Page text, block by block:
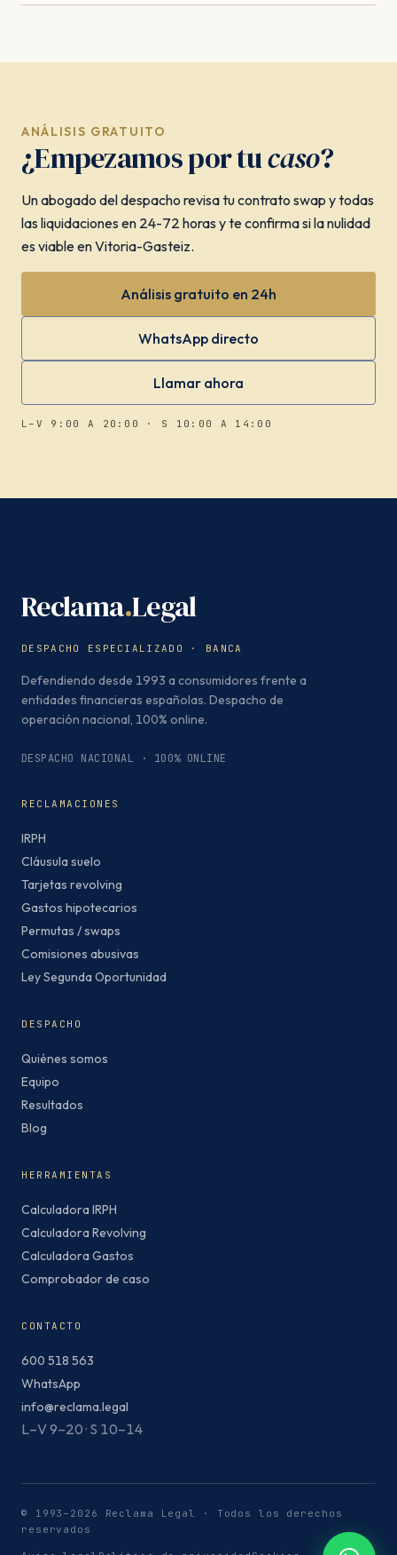
ANÁLISIS GRATUITO
¿Empezamos por tucaso?
Un abogado del despacho revisa tu contrato swap y todas
las liquidaciones en 24-72 horas y te confirma si la nulidad
es viable en Vitoria-Gasteiz.
Análisis gratuito en 24h
WhatsApp directo
Llamar ahora
L–V 9:00 A 20:00 · S 10:00 A 14:00
Reclama.Legal
DESPACHO ESPECIALIZADO · BANCA
Defendiendo desde 1993 a consumidores frente a
entidades financieras españolas. Despacho de
operación nacional, 100% online.
DESPACHO NACIONAL · 100% ONLINE
RECLAMACIONES
IRPH
Cláusula suelo
Tarjetas revolving
Gastos hipotecarios
Permutas / swaps
Comisiones abusivas
Ley Segunda Oportunidad
DESPACHO
Quiénes somos
Equipo
Resultados
Blog
HERRAMIENTAS
Calculadora IRPH
Calculadora Revolving
Calculadora Gastos
Comprobador de caso
CONTACTO
600 518 563
WhatsApp
info@reclama.legal
L–V 9–20 · S 10–14
© 1993–2026 Reclama Legal · Todos los derechos
reservados